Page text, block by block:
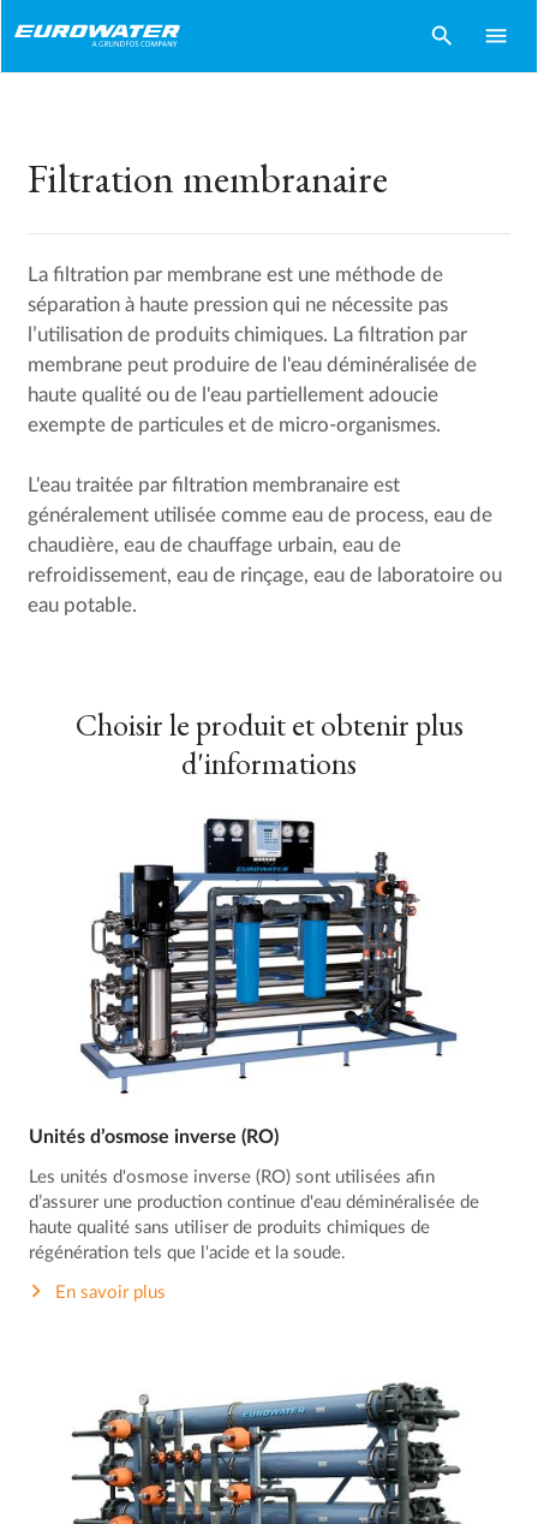
search menu
Filtration membranaire
La filtration par membrane est une méthode de
séparation à haute pression qui ne nécessite pas
l’utilisation de produits chimiques. La filtration par
membrane peut produire de l'eau déminéralisée de
haute qualité ou de l'eau partiellement adoucie
exempte de particules et de micro-organismes.
L'eau traitée par filtration membranaire est
généralement utilisée comme eau de process, eau de
chaudière, eau de chauffage urbain, eau de
refroidissement, eau de rinçage, eau de laboratoire ou
eau potable.
Choisir le produit et obtenir plus
d'informations
Unités d’osmose inverse (RO)
Les unités d'osmose inverse (RO) sont utilisées afin
d’assurer une production continue d'eau déminéralisée de
haute qualité sans utiliser de produits chimiques de
régénération tels que l'acide et la soude.
En savoir plus